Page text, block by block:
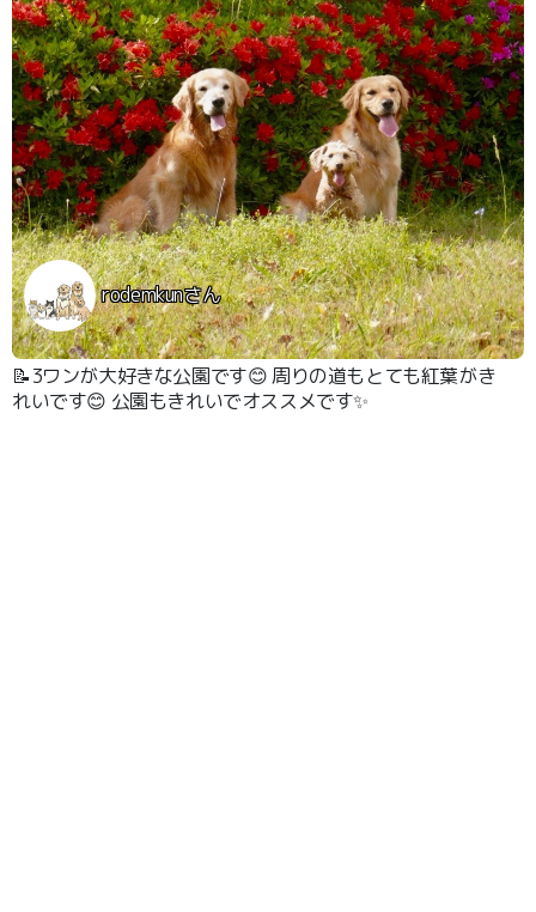
rodemkunさん
📝3ワンが大好きな公園です😊 周りの道もとても紅葉がき
れいです😊 公園もきれいでオススメです✨